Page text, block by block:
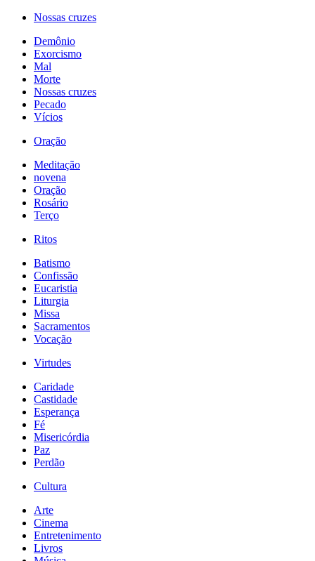
Nossas cruzes
Demônio
Exorcismo
Mal
Morte
Nossas cruzes
Pecado
Vícios
Oração
Meditação
novena
Oração
Rosário
Terço
Ritos
Batismo
Confissão
Eucaristia
Liturgia
Missa
Sacramentos
Vocação
Virtudes
Caridade
Castidade
Esperança
Fé
Misericórdia
Paz
Perdão
Cultura
Arte
Cinema
Entretenimento
Livros